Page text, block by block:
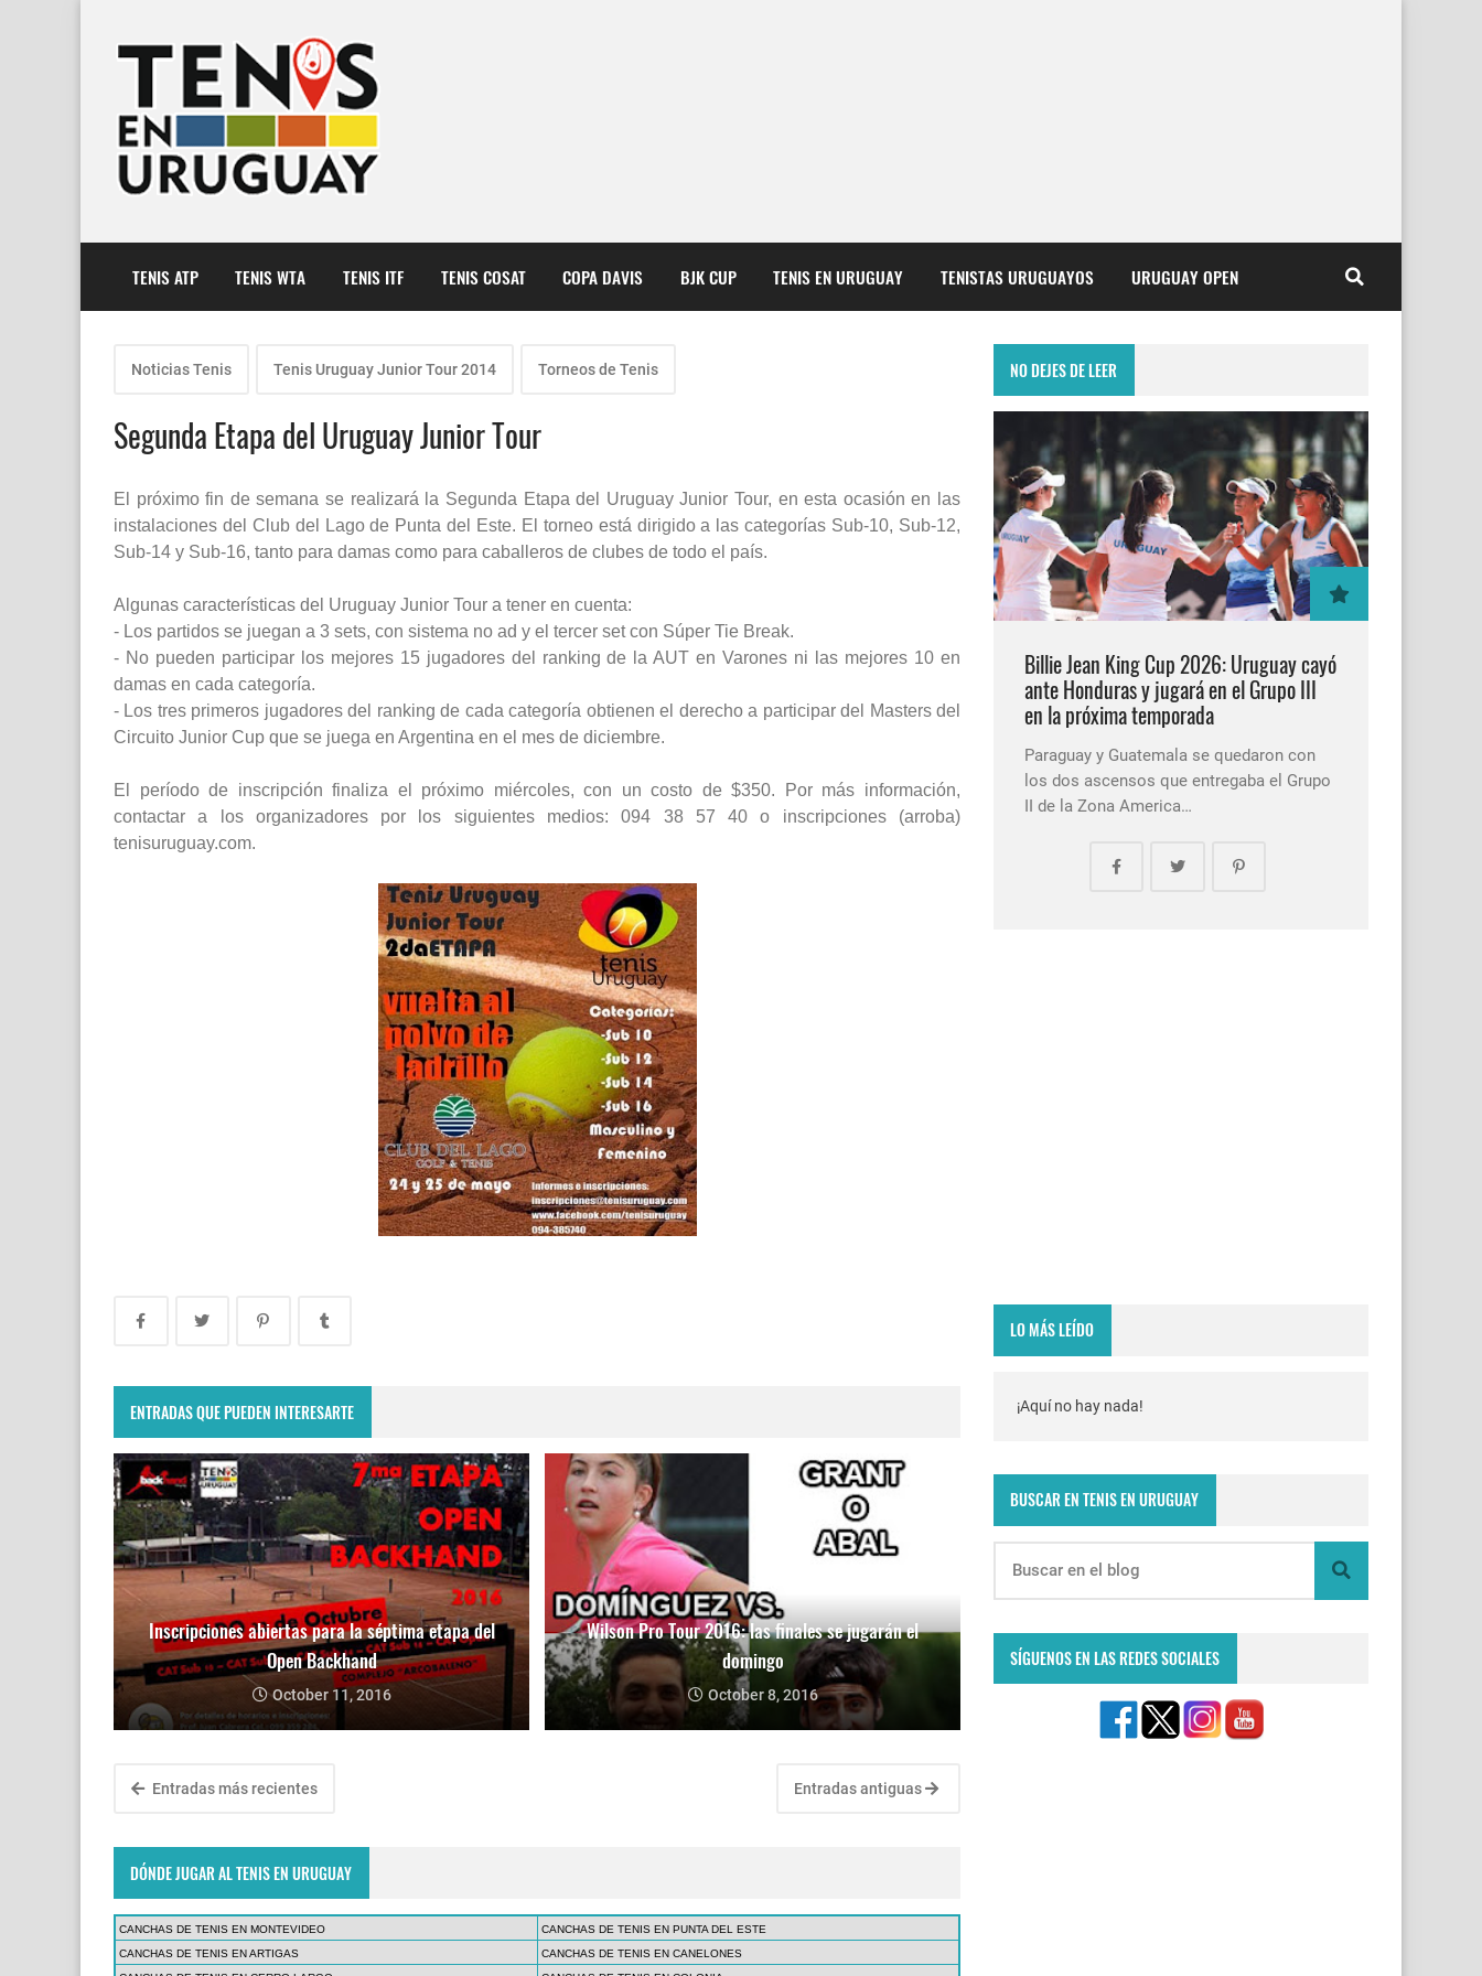
TENIS ATP TENIS WTA TENIS ITF TENIS COSAT COPA DAVIS BJK CUP TENIS EN URUGUAY TENISTAS URUGUAYOS URUGUAY OPEN
Noticias Tenis Tenis Uruguay Junior Tour 2014 Torneos de Tenis
Segunda Etapa del Uruguay Junior Tour
El próximo fin de semana se realizará la Segunda Etapa del Uruguay Junior Tour, en esta ocasión en las
instalaciones del Club del Lago de Punta del Este. El torneo está dirigido a las categorías Sub-10, Sub-12,
Sub-14 y Sub-16, tanto para damas como para caballeros de clubes de todo el país.
Algunas características del Uruguay Junior Tour a tener en cuenta:
- Los partidos se juegan a 3 sets, con sistema no ad y el tercer set con Súper Tie Break.
- No pueden participar los mejores 15 jugadores del ranking de la AUT en Varones ni las mejores 10 en
damas en cada categoría.
- Los tres primeros jugadores del ranking de cada categoría obtienen el derecho a participar del Masters del
Circuito Junior Cup que se juega en Argentina en el mes de diciembre.
El período de inscripción finaliza el próximo miércoles, con un costo de $350. Por más información,
contactar a los organizadores por los siguientes medios: 094 38 57 40 o inscripciones (arroba)
tenisuruguay.com.
ENTRADAS QUE PUEDEN INTERESARTE
Inscripciones abiertas para la séptima etapa del
Open Backhand
October 11, 2016
Wilson Pro Tour 2016: las finales se jugarán el
domingo
October 8, 2016
Entradas más recientes Entradas antiguas
DÓNDE JUGAR AL TENIS EN URUGUAY
CANCHAS DE TENIS EN MONTEVIDEO
CANCHAS DE TENIS EN PUNTA DEL ESTE
CANCHAS DE TENIS EN ARTIGAS
CANCHAS DE TENIS EN CANELONES
NO DEJES DE LEER
Billie Jean King Cup 2026: Uruguay cayó
ante Honduras y jugará en el Grupo III
en la próxima temporada
Paraguay y Guatemala se quedaron con
los dos ascensos que entregaba el Grupo
II de la Zona America…
LO MÁS LEÍDO
¡Aquí no hay nada!
BUSCAR EN TENIS EN URUGUAY
SÍGUENOS EN LAS REDES SOCIALES